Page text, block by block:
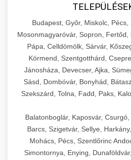
Budapest, Győr, Miskolc,
Mosonmagyaróvár, Sopron, Fertőd,
Pápa, Celldömölk, Sárvár,
Körmend, Szentgotthárd,
Jánosháza, Devecser, Ajka,
Sásd, Dombóvár, Bonyhád,
Szekszárd, Tolna, Fadd, Paks,
Balatonboglár, Kaposvár,
Barcs, Szigetvár, Sellye,
Mohács, Pécs, Szentlőrinc
Simontornya, Enying,